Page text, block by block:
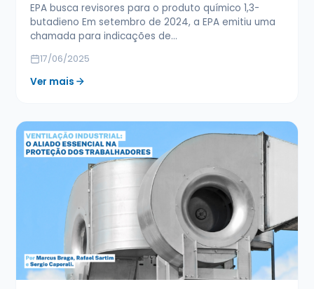
EPA busca revisores para o produto químico 1,3-
butadieno Em setembro de 2024, a EPA emitiu uma
chamada para indicações de…
17/06/2025
Ver mais